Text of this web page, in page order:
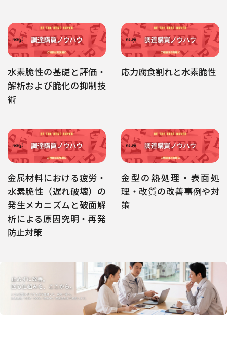
水素脆性の基礎と評価・
解析および脆化の抑制技
術
応力腐食割れと水素脆性
金属材料における疲労・
水素脆性（遅れ破壊）の
発生メカニズムと破面解
析による原因究明・再発
防止対策
金型の熱処理・表面処
理・改質の改善事例や対
策